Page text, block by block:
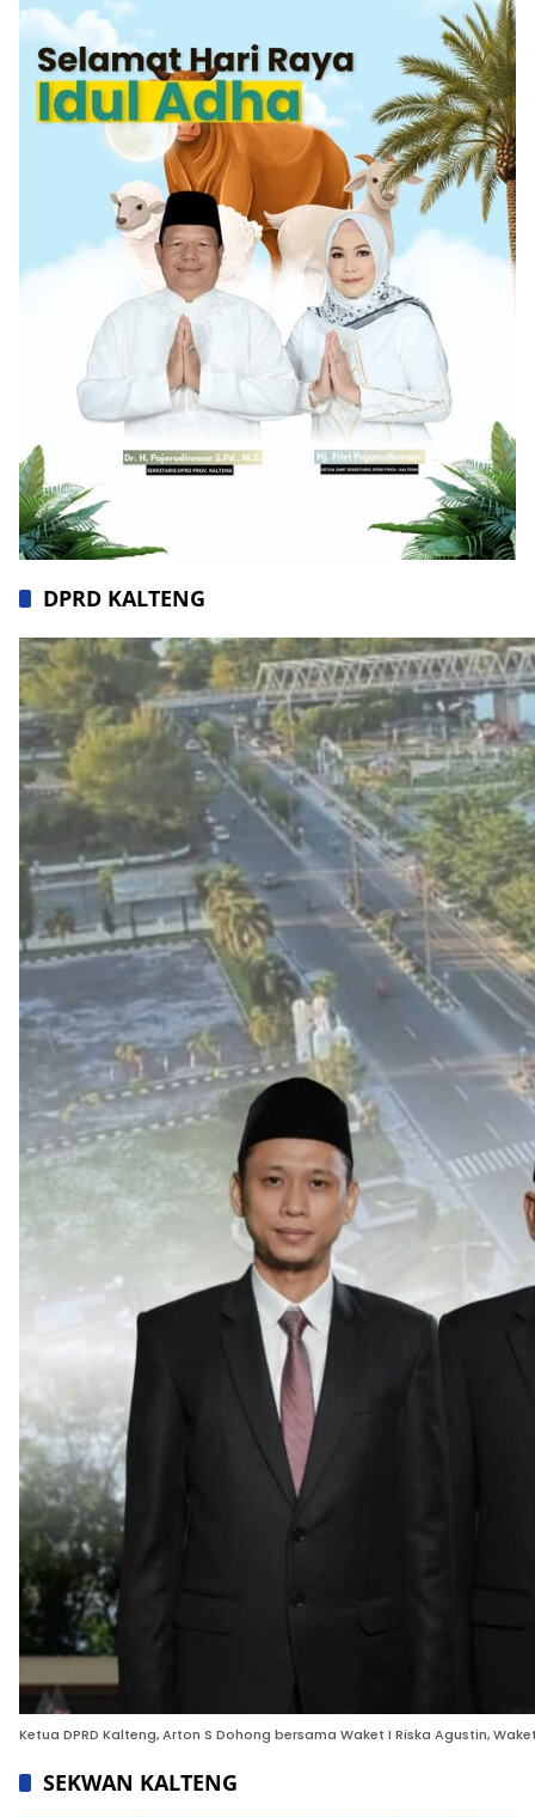
DPRD KALTENG
Ketua DPRD Kalteng, Arton S Dohong bersama Waket I Riska Agustin,
SEKWAN KALTENG